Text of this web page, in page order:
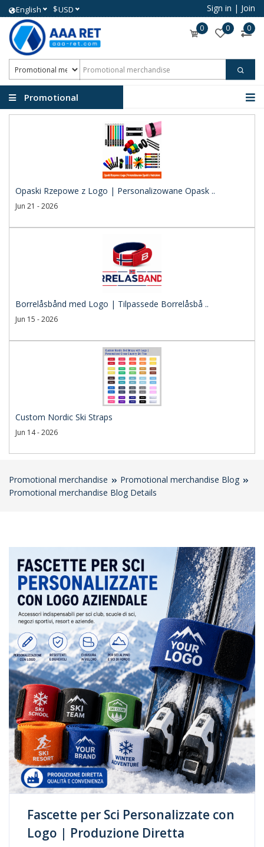
English $USD Sign in | Join
0 0 0
Promotional
Opaski Rzepowe z Logo | Personalizowane Opask ..
Jun 21 - 2026
Borrelåsbånd med Logo | Tilpassede Borrelåsbå ..
Jun 15 - 2026
Custom Nordic Ski Straps
Jun 14 - 2026
Promotional merchandise
Promotional merchandise Blog
Promotional merchandise Blog Details
Fascette per Sci Personalizzate con
Logo | Produzione Diretta